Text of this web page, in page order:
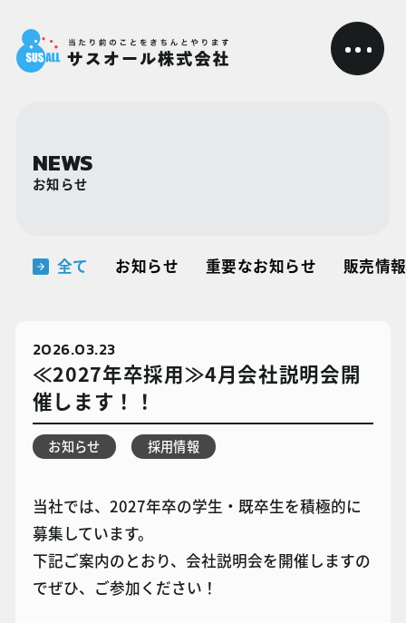
NEWS
お知らせ
全て お知らせ 重要なお知らせ 販売情報
2026.03.23
≪2027年卒採用≫4月会社説明会開
催します！！
お知らせ 採用情報
当社では、2027年卒の学生・既卒生を積極的に
募集しています。
下記ご案内のとおり、会社説明会を開催しますの
でぜひ、ご参加ください！